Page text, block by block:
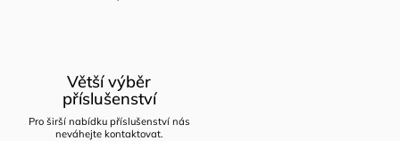
Větší výběr
příslušenství
Pro širší nabídku příslušenství nás
neváhejte kontaktovat.